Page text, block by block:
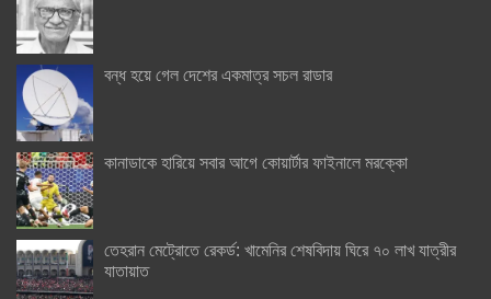
বন্ধ হয়ে গেল দেশের একমাত্র সচল রাডার
কানাডাকে হারিয়ে সবার আগে কোয়ার্টার ফাইনালে মরক্কো
তেহরান মেট্রোতে রেকর্ড: খামেনির শেষবিদায় ঘিরে ৭০ লাখ যাত্রীর
যাতায়াত